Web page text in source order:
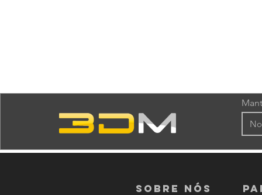
Sobre nós